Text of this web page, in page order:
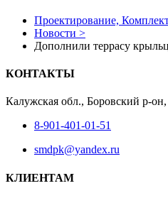
Проектирование,
Новости >
Дополнили террасу
КОНТАКТЫ
Калужская обл., Боровский р-
8-901-401-01-51
smdpk@yandex.ru
КЛИЕНТАМ